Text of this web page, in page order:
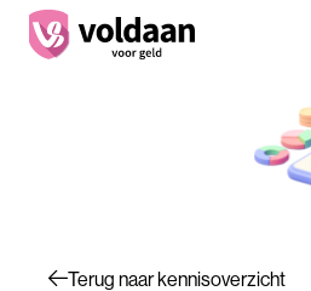
Terug naar kennisoverzicht